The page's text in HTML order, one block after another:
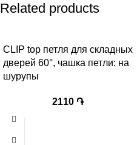
Related products
CLIP top петля для складных
дверей 60°, чашка петли: на
шурупы
2110 ֏